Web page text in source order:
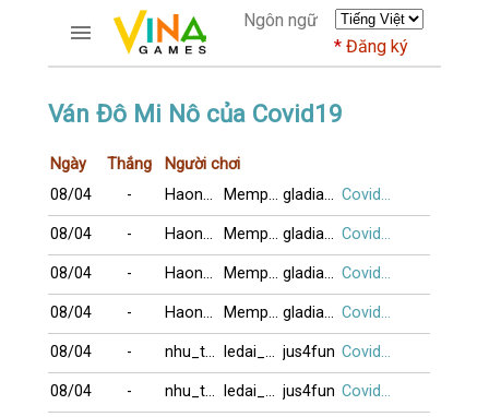
Ngôn ngữ
Đăng ký
TRƯƠNG MỤC
Đăng ký
Thành viên mới
Cách dùng
Hỏi đáp
Người giàu nhất
TRÒ CHƠI
DIỄN ĐÀN
Ván Đô Mi Nô của Covid19
Ngày Thắng
Người chơi
08/04
- Haonhien2017 Memphis901 gladiator Covid19
08/04 - Haonhien2017 Memphis901 gladiator Covid19
08/04 - Haonhien2017 Memphis901 gladiator Covid19
08/04 - Haonhien2017 Memphis901 gladiator Covid19
08/04 - nhu_tam ledai_tg jus4fun Covid19
08/04 - nhu_tam ledai_tg jus4fun Covid19